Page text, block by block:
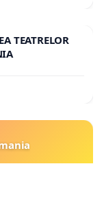
TEATRELOR